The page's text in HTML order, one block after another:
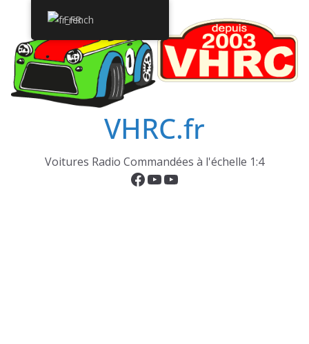
contenu
VHRC.fr
Voitures Radio Commandées à l'échelle 1:4
Facebook
YouTube
YouTube
French